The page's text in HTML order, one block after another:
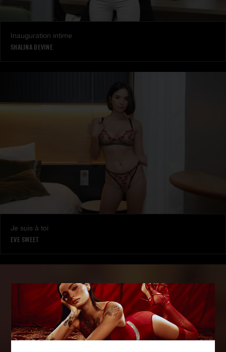
Inauguration intime
SHALINA DEVINE
Je suis à toi
EVE SWEET